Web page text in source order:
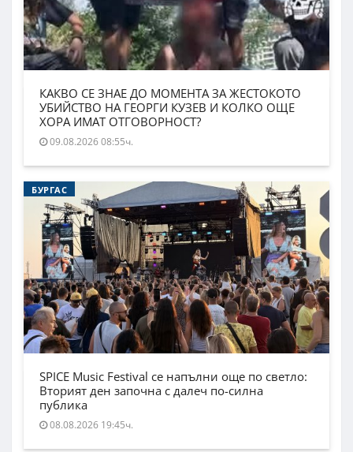
КАКВО СЕ ЗНАЕ ДО МОМЕНТА ЗА ЖЕСТОКОТО
УБИЙСТВО НА ГЕОРГИ КУЗЕВ И КОЛКО ОЩЕ
ХОРА ИМАТ ОТГОВОРНОСТ?
09.08.2026 08:55ч.
БУРГАС
SPICE Music Festival се напълни още по светло:
Вторият ден започна с далеч по-силна
публика
08.08.2026 19:45ч.